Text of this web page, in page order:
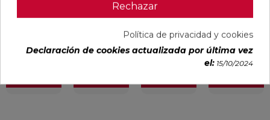
PVP
PVP
incl.)
PVP
34,49 €
/m²
(IVA
incl.)
PVP
30,13 €
/m²
incl.)
Rechazar
Política de privacidad y cookies
Declaración de cookies actualizada por última vez
el: 15/10/2024